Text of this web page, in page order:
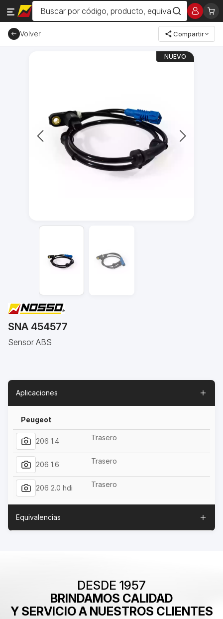
Volver Compartir
NUEVO
SNA 454577
Sensor ABS
Aplicaciones
Peugeot
206 1.4 Trasero
206 1.6 Trasero
206 2.0 hdi Trasero
Equivalencias
DESDE 1957
BRINDAMOS CALIDAD
Y SERVICIO A NUESTROS CLIENTES